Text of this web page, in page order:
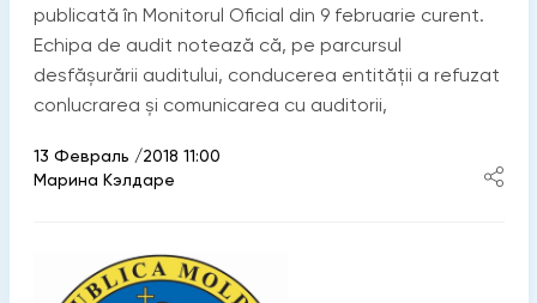
publicată în Monitorul Oficial din 9 februarie curent.
Echipa de audit notează că, pe parcursul
desfășurării auditului, conducerea entității a refuzat
conlucrarea și comunicarea cu auditorii,
13 Февраль /2018 11:00
Марина Кэлдаре